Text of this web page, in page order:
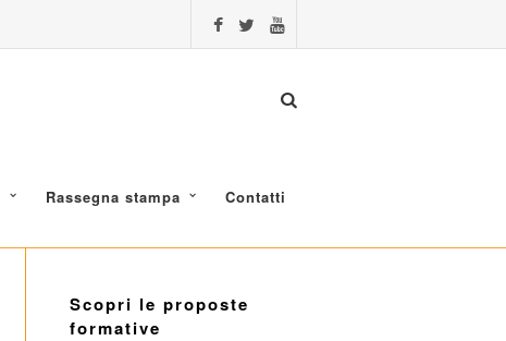
Rassegna stampa Contatti
Scopri le proposte
formative